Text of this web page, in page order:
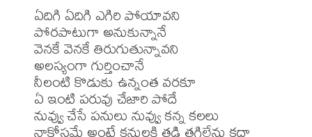
ఏదిగి ఏదిగి ఎగిరి పోయావని
పోరపాటుగా అనుకున్నానే
వెనకే వెనకే తిరుగుతున్నావని
అలస్యంగా గుర్తించానే
నీలంటి కొడుకు ఉన్నంత వరకూ
ఏ ఇంటి పరువు చేజారి పోదే
నువ్వు చేసే పనులు నువ్వు కన్న కలలు